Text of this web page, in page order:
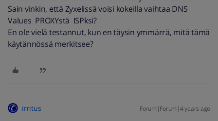
Sain vinkin, että Zyxelissä voisi kokeilla vaihtaa DNS
Values PROXYstä ISPksi?
En ole vielä testannut, kun en täysin ymmärrä, mitä tämä
käytännössä merkitsee?
irritus Forum|Forum|4 years ago